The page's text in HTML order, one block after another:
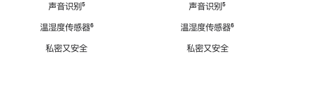
声音识别脚
⁵
温湿度传感器脚
⁶
私密又安全
声音识别脚
⁵
温湿度传感器脚
⁶
私密又安全